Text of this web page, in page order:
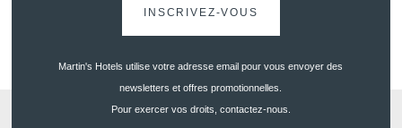
INSCRIVEZ-VOUS
Martin's Hotels utilise votre adresse email pour vous envoyer des
newsletters et offres promotionnelles.
Pour exercer vos droits, contactez-nous.